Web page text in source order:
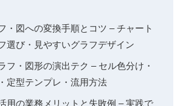
・図への変換手順とコツ – チャート
選び・見やすいグラフデザイン
フ・図形の演出テク – セル色分け・
定型テンプレ・流用方法
用の業務メリットと失敗例 – 実践で